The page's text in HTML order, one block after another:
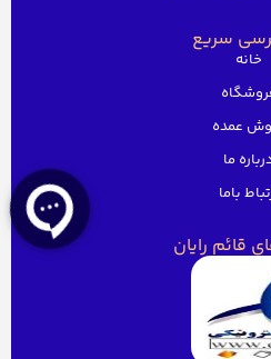
سریع
خانه
عمده
ما
باما
قائم رایان